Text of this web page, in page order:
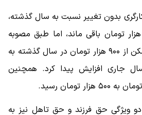
بدون تغییر نسبت به سال گذشته،
همان ۲ میلیون و ۲۰۰ هزار تومان باقی ماند، اما طبق مصوبه
شورای عالی کار، حق مسکن از ۹۰۰ هزار تومان در سال گذشته به
جاری افزایش پیدا کرد. همچنین
دو ویژگی حق فرزند و حق تاهل نیز به